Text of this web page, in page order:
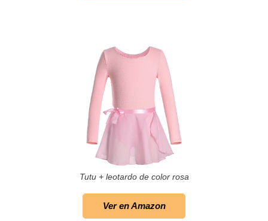
Tutu + leotardo de color rosa
Ver en Amazon